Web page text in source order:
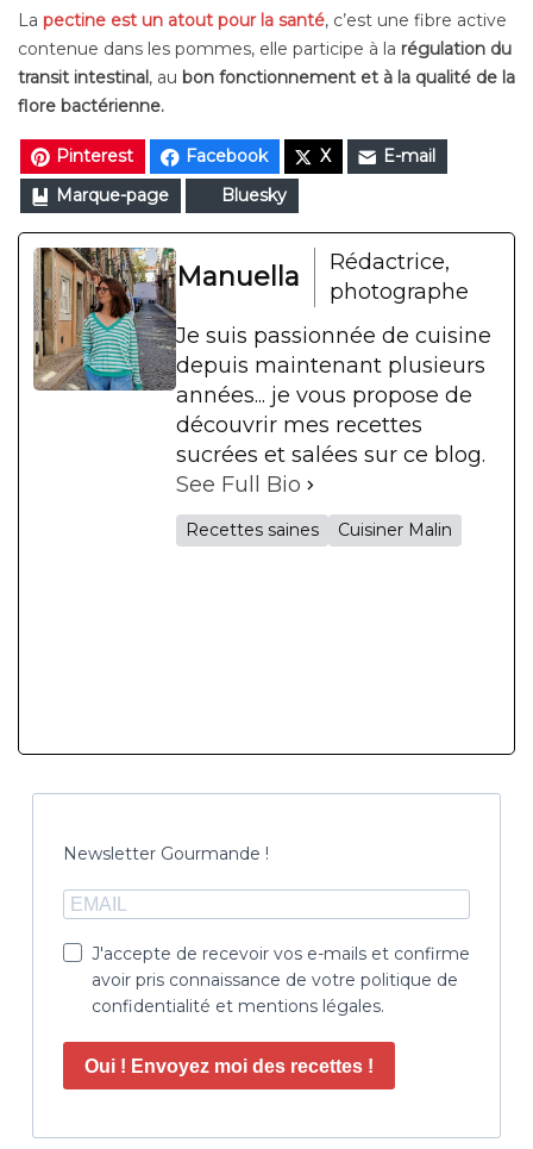
La pectine est un atout pour la santé, c’est une fibre active
contenue dans les pommes, elle participe à la régulation du
transit intestinal , au bon fonctionnement et à la qualité de la
flore bactérienne.
Pinterest Facebook X
E-mail
Marque-page
Bluesky
Manuella
Rédactrice,
photographe
Je suis passionnée de cuisine
depuis maintenant plusieurs
années... je vous propose de
découvrir mes recettes
sucrées et salées sur ce blog.
See Full Bio
Recettes saines Cuisiner Malin
Newsletter Gourmande !
J'accepte de recevoir vos e-mails et confirme
avoir pris connaissance de votre politique de
confidentialité et mentions légales.
Oui ! Envoyez moi des recettes !